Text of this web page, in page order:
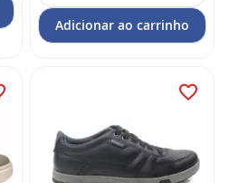
Adicionar ao carrinho